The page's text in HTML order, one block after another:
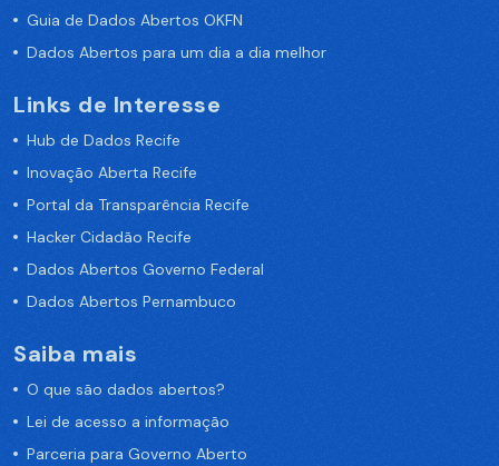
Guia de Dados Abertos OKFN
Dados Abertos para um dia a dia melhor
Links de Interesse
Hub de Dados Recife
Inovação Aberta Recife
Portal da Transparência Recife
Hacker Cidadão Recife
Dados Abertos Governo Federal
Dados Abertos Pernambuco
Saiba mais
O que são dados abertos?
Lei de acesso a informação
Parceria para Governo Aberto